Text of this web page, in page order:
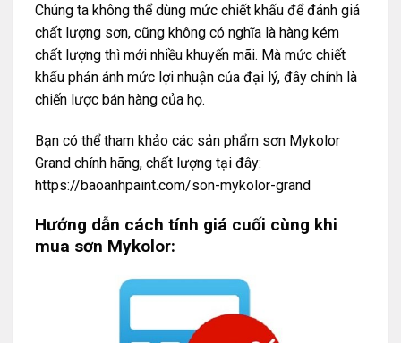
Chúng ta không thể dùng mức chiết khấu để đánh giá
chất lượng sơn, cũng không có nghĩa là hàng kém
chất lượng thì mới nhiều khuyến mãi. Mà mức chiết
khấu phản ánh mức lợi nhuận của đại lý, đây chính là
chiến lược bán hàng của họ.
Bạn có thể tham khảo các sản phẩm sơn Mykolor
Grand chính hãng, chất lượng tại đây:
https://baoanhpaint.com/son-mykolor-grand
Hướng dẫn cách tính giá cuối cùng khi
mua sơn Mykolor: